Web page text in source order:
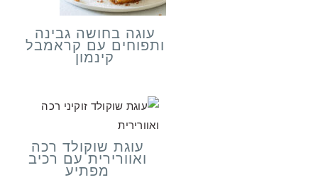
עוגה בחושה גבינה
ותפוחים עם קראמבל
קינמון
עוגת שוקולד רכה
ואוורירית עם רכיב
מפתיע